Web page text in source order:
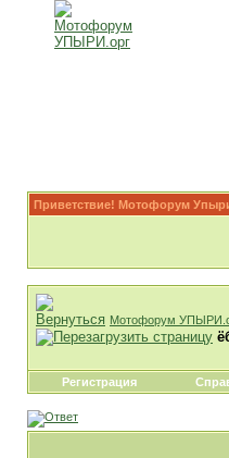
Приветствие! Мотофорум
Мотофорум
Регистрация